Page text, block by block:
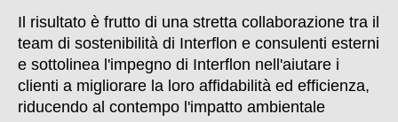
Il risultato è frutto di una stretta collaborazione tra il
team di sostenibilità di Interflon e consulenti esterni
e sottolinea l'impegno di Interflon nell'aiutare i
clienti a migliorare la loro affidabilità ed efficienza,
riducendo al contempo l'impatto ambientale